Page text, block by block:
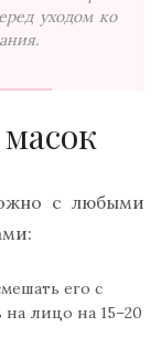
уходом ко
с любыми
его с
лицо на 15–20